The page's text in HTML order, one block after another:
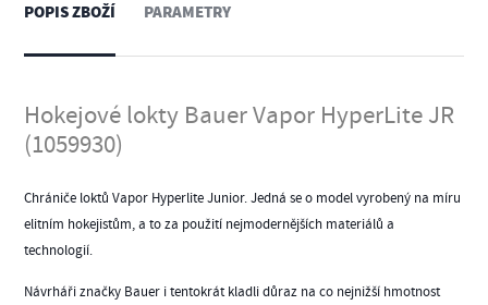
POPIS ZBOŽÍ
Hokejové lokty Bauer Vapor HyperLite JR
(1059930)
Chrániče loktů Vapor Hyperlite Junior. Jedná se o model vyrobený na míru
elitním hokejistům, a to za použití nejmodernějších materiálů a
technologií.
Návrháři značky Bauer i tentokrát kladli důraz na co nejnižší hmotnost
PARAMETRY